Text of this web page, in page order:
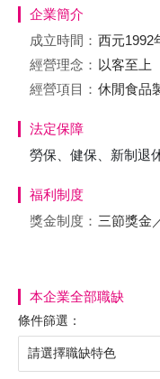
企業簡介
成立時間： 西元1992
經營理念： 以客至上
經營項目： 休閒食品
法定保障
勞保、健保、新制退
福利制度
獎金制度： 三節獎金
本企業全部職缺
條件篩選：